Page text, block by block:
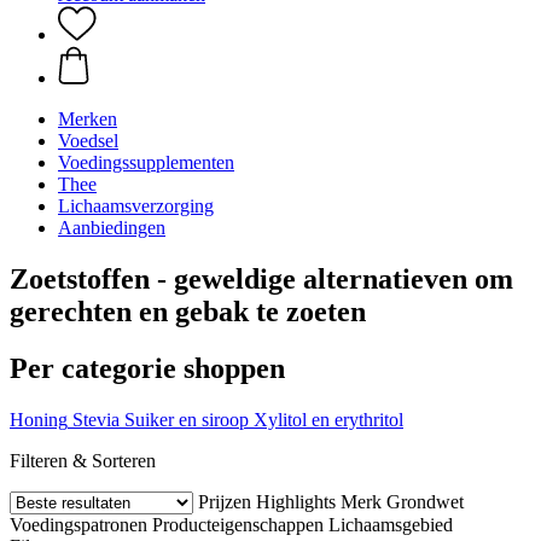
Merken
Voedsel
Voedingssupplementen
Thee
Lichaamsverzorging
Aanbiedingen
Zoetstoffen - geweldige alternatieven om
gerechten en gebak te zoeten
Per categorie shoppen
Honing Stevia Suiker en siroop Xylitol en erythritol
Filteren & Sorteren
Prijzen Highlights Merk Grondwet
Voedingspatronen Producteigenschappen Lichaamsgebied